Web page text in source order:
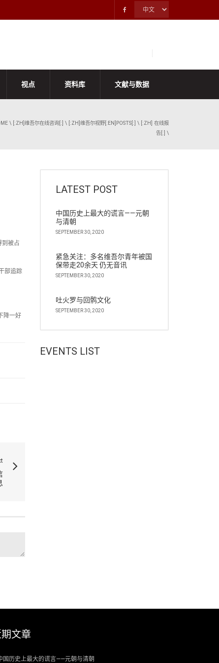
视点 资料库 文献与数据
\ [:ZH]维吾尔在线咨询[:] \ [:ZH]维吾尔视野[:EN]POSTS[:] \ [:ZH] 在线报
告[:] \
到被占
部追踪
降一好
LATEST POST
中国历史上最大的谎言——元朝
与清朝
SEPTEMBER 30, 2020
紧急关注：多名维吾尔青年被国
保带走20余天 仍无音讯
SEPTEMBER 30, 2020
吐火罗与回鹘文化
SEPTEMBER 30, 2020
EVENTS LIST
文章
国历史上最大的谎言——元朝与清朝